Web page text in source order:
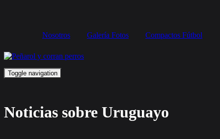
Nosotros Galería Fotos Compactos Fútbol
Toggle navigation
Noticias sobre Uruguayo